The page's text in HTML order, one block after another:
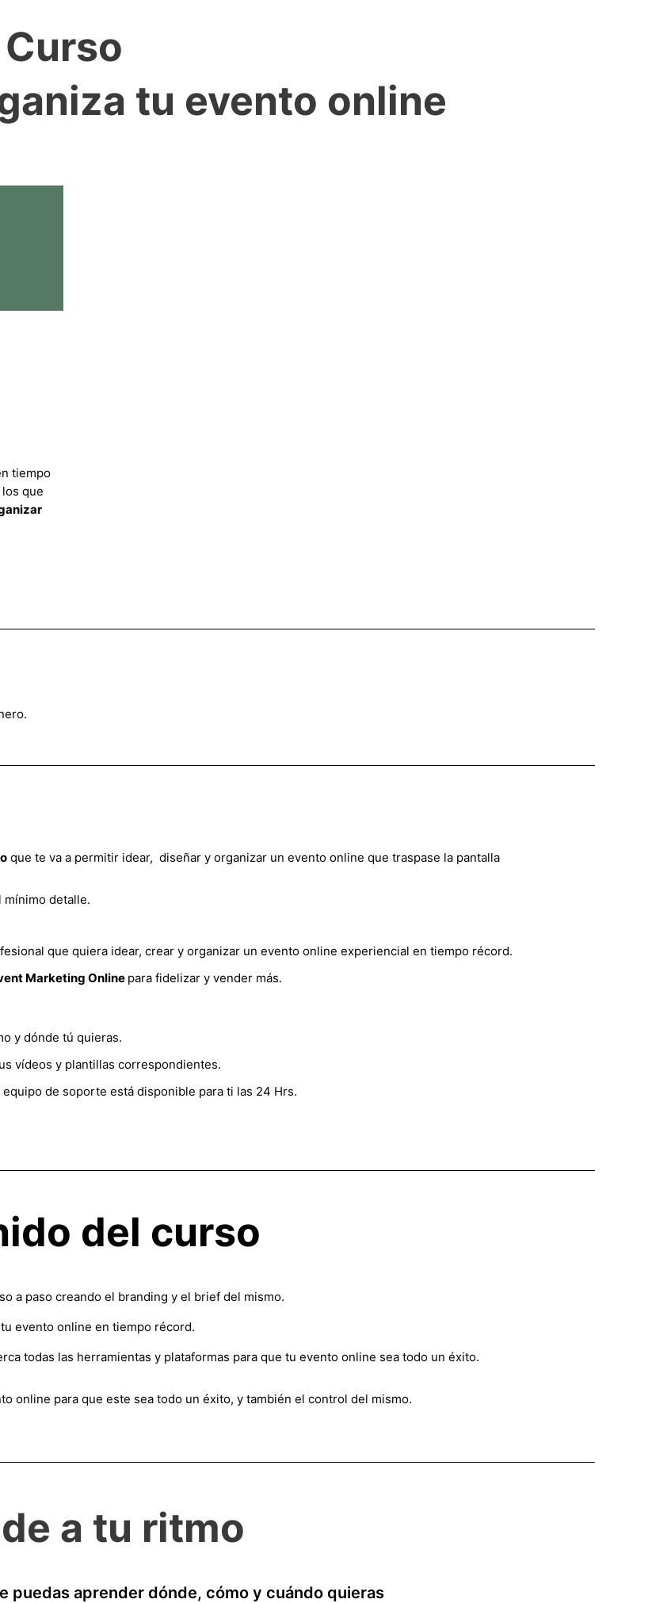
Curso
tu evento online
tiempo
los que
que te va a permitir idear, diseñar y organizar un evento online que traspase la pantalla
mínimo detalle.
que quiera idear, crear y organizar un evento online experiencial en tiempo récord.
Marketing Online para fidelizar y vender más.
y dónde tú quieras.
vídeos y plantillas correspondientes.
de soporte está disponible para ti las 24 Hrs.
del curso
a paso creando el branding y el brief del mismo.
evento online en tiempo récord.
todas las herramientas y plataformas para que tu evento online sea todo un éxito.
online para que este sea todo un éxito, y también el control del mismo.
a tu ritmo
puedas aprender dónde, cómo y cuándo quieras